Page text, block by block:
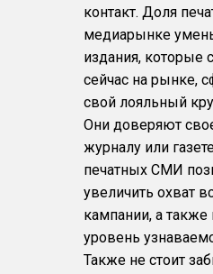
контакт. Доля
медиарынке
издания, которые
сейчас на рынке,
свой лояльный
Они доверяют
журналу или
печатных СМИ
увеличить охват
кампании, а
уровень
Также не стоит